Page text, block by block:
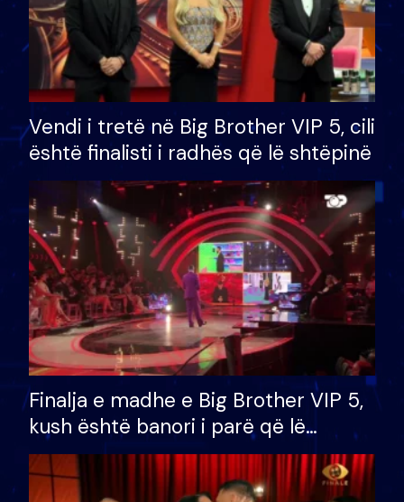
Vendi i tretë në Big Brother VIP 5, cili
është finalisti i radhës që lë shtëpinë
Finalja e madhe e Big Brother VIP 5,
kush është banori i parë që lë
shtëpinë dhe humb mundësinë për
të fituar çmimin e madh